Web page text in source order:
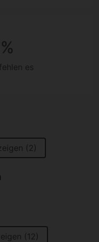
es
(2)
(12)